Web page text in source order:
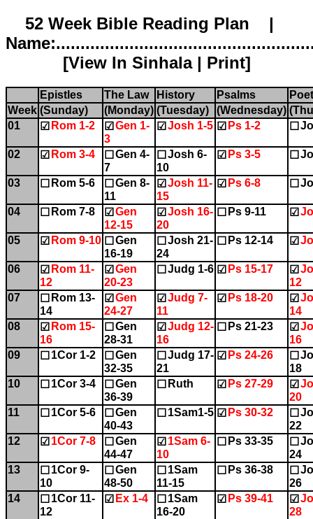
52 Week Bible Reading Plan |
[View In Sinhala| Print]
Epistles The Law History Psalms
Week (Sunday) (Monday) (Tuesday) (Wednesday)
01
☑ Rom 1-2 ☑ Gen 1-
3
☑ Josh 1-5 ☑ Ps 1-2 ☐
02 ☑ Rom 3-4 ☐ Gen 4-
7
☐ Josh 6-
10
☑ Ps 3-5 ☐
03 ☐ Rom 5-6 ☐ Gen 8-
11
☑ Josh 11-
15
☑ Ps 6-8 ☐
04 ☐ Rom 7-8 ☑ Gen
12-15
☑ Josh 16-
20
☐ Ps 9-11 ☑
05 ☑ Rom 9-10 ☐ Gen
16-19
☐ Josh 21-
24
☐ Ps 12-14 ☑
06 ☑ Rom 11-
12
☑ Gen
20-23
☐ Judg 1-6 ☑ Ps 15-17 ☑
12
07
☐ Rom 13-
14
☑ Gen
24-27
☑ Judg 7-
11
☑ Ps 18-20 ☑
14
08
☑ Rom 15-
16
☐ Gen
28-31
☑ Judg 12-
16
☐ Ps 21-23 ☑
16
09
☐ 1Cor 1-2 ☐ Gen
32-35
☐ Judg 17-
21
☑ Ps 24-26 ☐
18
10
☐ 1Cor 3-4 ☐ Gen
36-39
☐ Ruth ☑ Ps 27-29 ☑
20
11
☐ 1Cor 5-6 ☐ Gen
40-43
☐ 1Sam1-5 ☑ Ps 30-32 ☐
22
12
☑ 1Cor 7-8 ☐ Gen
44-47
☑ 1Sam 6-
10
☐ Ps 33-35 ☐
24
13
☐ 1Cor 9-
10
☐ Gen
48-50
☐ 1Sam
11-15
☐ Ps 36-38 ☐
26
14
☐ 1Cor 11-
12
☑ Ex 1-4 ☐ 1Sam
16-20
☑ Ps 39-41 ☑
28